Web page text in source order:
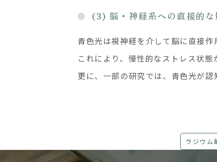
(3) 脳・神経系への直接的
青色光は視神経を介して脳に直接
これにより、慢性的なストレス状
更に、一部の研究では、青色光が